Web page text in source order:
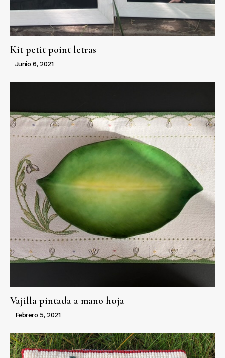
Kit petit point letras
Junio 6, 2021
Vajilla pintada a mano hoja
Febrero 5, 2021